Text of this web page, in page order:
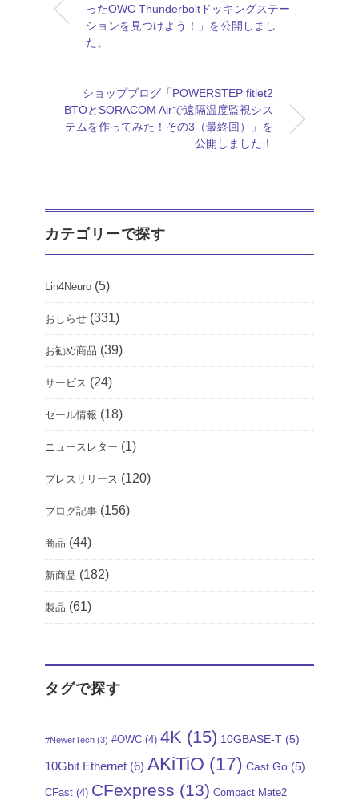
ったOWC Thunderboltドッキングステー
ションを見つけよう！」を公開しまし
た。
ショップブログ「POWERSTEP fitlet2
BTOとSORACOM Airで遠隔温度監視シス
テムを作ってみた！その3（最終回）」を
公開しました！
カテゴリーで探す
Lin4Neuro (5)
おしらせ (331)
お勧め商品 (39)
サービス (24)
セール情報 (18)
ニュースレター (1)
プレスリリース (120)
ブログ記事 (156)
商品 (44)
新商品 (182)
製品 (61)
タグで探す
#NewerTech (3) #OWC (4) 4K (15) 10GBASE-T (5)
10Gbit Ethernet (6) AKiTiO (17) Cast Go (5)
CFast (4) CFexpress (13) Compact Mate2